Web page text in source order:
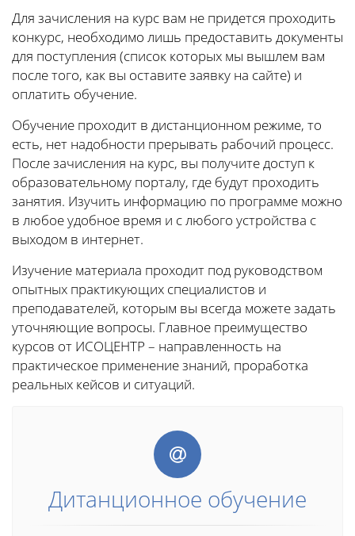
Для зачисления на курс вам не придется проходить
конкурс, необходимо лишь предоставить документы
для поступления (список которых мы вышлем вам
после того, как вы оставите заявку на сайте) и
оплатить обучение.
Обучение проходит в дистанционном режиме, то
есть, нет надобности прерывать рабочий процесс.
После зачисления на курс, вы получите доступ к
образовательному порталу, где будут проходить
занятия. Изучить информацию по программе можно
в любое удобное время и с любого устройства с
выходом в интернет.
Изучение материала проходит под руководством
опытных практикующих специалистов и
преподавателей, которым вы всегда можете задать
уточняющие вопросы. Главное преимущество
курсов от ИСОЦЕНТР – направленность на
практическое применение знаний, проработка
реальных кейсов и ситуаций.
Дитанционное обучение